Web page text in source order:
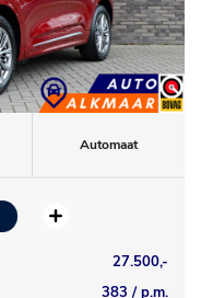
Automaat
27.500,-
383 / p.m.